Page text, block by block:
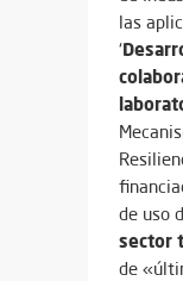
las
‘
de uso
sector
de